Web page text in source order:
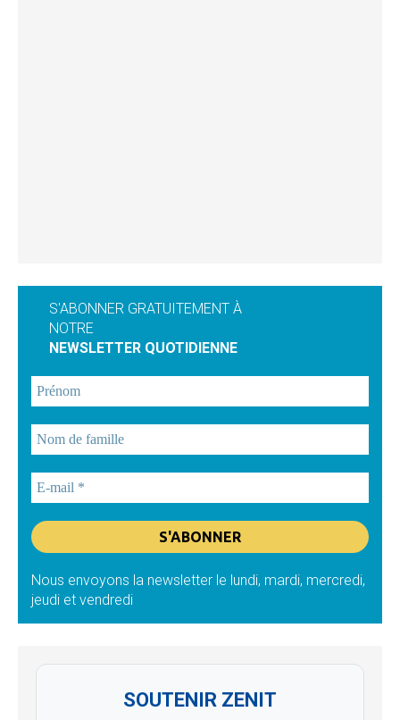
S'ABONNER GRATUITEMENT À
NOTRE
NEWSLETTER QUOTIDIENNE
Nous envoyons la newsletter le lundi, mardi, mercredi,
jeudi et vendredi
SOUTENIR ZENIT